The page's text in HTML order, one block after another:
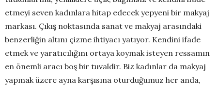
etmeyi seven kadınlara hitap edecek yepyeni bir makyaj
markası. Çıkış noktasında sanat ve makyaj arasındaki
benzerliğin altını çizme ihtiyacı yatıyor. Kendini ifade
etmek ve yaratıcılığını ortaya koymak isteyen ressamın
en önemli aracı boş bir tuvaldir. Biz kadınlar da makyaj
yapmak üzere ayna karşısına oturduğumuz her anda,